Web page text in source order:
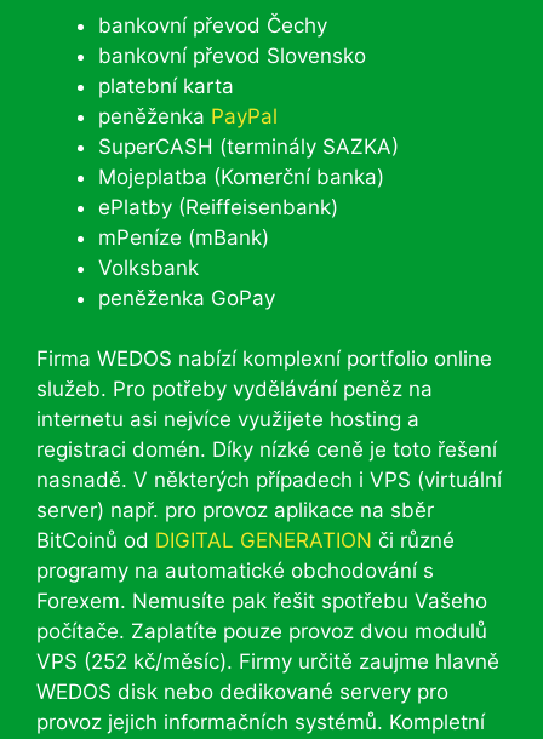
bankovní převod Čechy
bankovní převod Slovensko
platební karta
peněženka PayPal
SuperCASH (terminály SAZKA)
Mojeplatba (Komerční banka)
ePlatby (Reiffeisenbank)
mPeníze (mBank)
Volksbank
peněženka GoPay
Firma WEDOS nabízí komplexní portfolio online
služeb. Pro potřeby vydělávání peněz na
internetu asi nejvíce využijete hosting a
registraci domén. Díky nízké ceně je toto řešení
nasnadě. V některých případech i VPS (virtuální
server) např. pro provoz aplikace na sběr
BitCoinů od DIGITAL GENERATION či různé
programy na automatické obchodování s
Forexem. Nemusíte pak řešit spotřebu Vašeho
počítače. Zaplatíte pouze provoz dvou modulů
VPS (252 kč/měsíc). Firmy určitě zaujme hlavně
WEDOS disk nebo dedikované servery pro
provoz jejich informačních systémů. Kompletní